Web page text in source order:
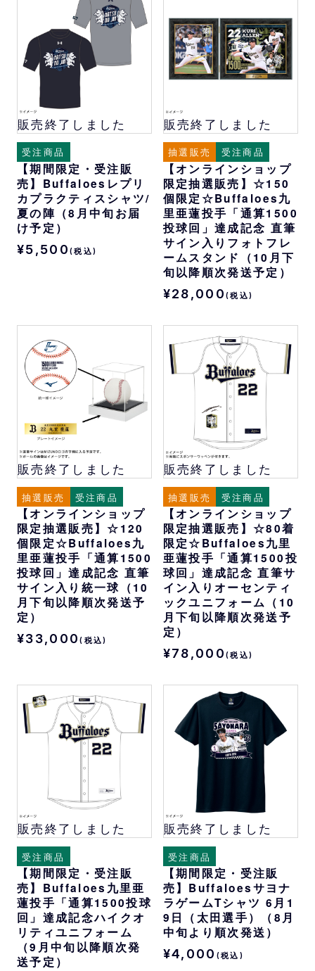
販売終了しました
受注商品
【期間限定・受注販
売】Buffaloesレプリ
カプラクティスシャツ/
夏の陣（8月中旬お届
け予定）
¥5,500 (税込)
販売終了しました
抽選販売 受注商品
【オンラインショップ
限定抽選販売】☆150
個限定☆Buffaloes九
里亜蓮投手「通算1500
投球回」達成記念 直筆
サイン入りフォトフレ
ームスタンド（10月下
旬以降順次発送予定）
¥28,000(税込)
販売終了しました
抽選販売 受注商品
【オンラインショップ
限定抽選販売】☆120
個限定☆Buffaloes九
里亜蓮投手「通算1500
投球回」達成記念 直筆
サイン入り統一球（10
月下旬以降順次発送予
定）
¥33,000(税込)
販売終了しました
抽選販売 受注商品
【オンラインショップ
限定抽選販売】☆80着
限定☆Buffaloes九里
亜蓮投手「通算1500投
球回」達成記念 直筆サ
イン入りオーセンティ
ックユニフォーム（10
月下旬以降順次発送予
定）
¥78,000(税込)
販売終了しました
受注商品
【期間限定・受注販
売】Buffaloes九里亜
蓮投手「通算1500投球
回」達成記念ハイクオ
リティユニフォーム
（9月中旬以降順次発
送予定）
販売終了しました
受注商品
【期間限定・受注販
売】Buffaloesサヨナ
ラゲームTシャツ 6月1
9日（太田選手）（8月
中旬より順次発送）
¥4,000 (税込)